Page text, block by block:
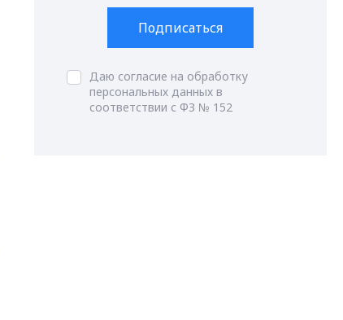
Подписаться
Даю согласие на обработку
персональных данных в
соответствии с ФЗ № 152